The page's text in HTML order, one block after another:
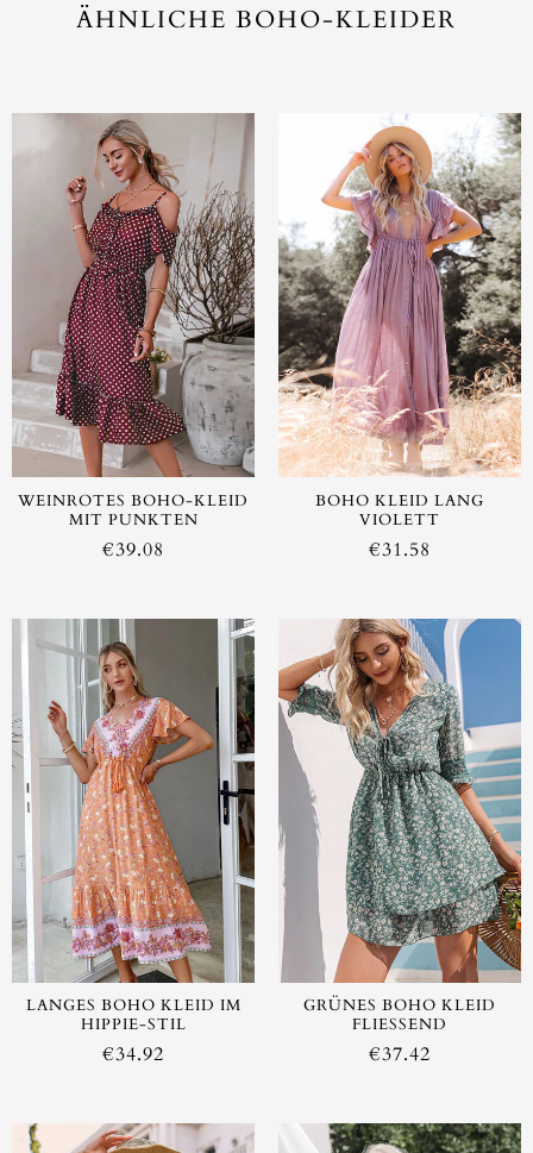
ÄHNLICHE BOHO-KLEIDER
WEINROTES BOHO-KLEID
MIT PUNKTEN
€39.08
BOHO KLEID LANG
VIOLETT
€31.58
LANGES BOHO KLEID IM
HIPPIE-STIL
€34.92
GRÜNES BOHO KLEID
FLIESSEND
€37.42